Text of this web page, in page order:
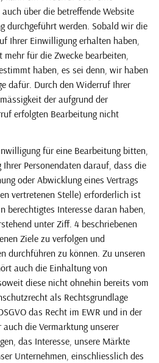
über die betreffende Website
durchgeführt werden. Sobald wir die
Ihrer Einwilligung erhalten haben,
für die Zwecke bearbeiten,
haben, es sei denn, wir haben
dafür. Durch den Widerruf Ihrer
der aufgrund der
erfolgten Bearbeitung nicht
für eine Bearbeitung bitten,
Personendaten darauf, dass die
oder Abwicklung eines Vertrags
vertretenen Stelle) erforderlich ist
berechtigtes Interesse daran haben,
unter Ziff. 4 beschriebenen
Ziele zu verfolgen und
durchführen zu können. Zu unseren
auch die Einhaltung von
diese nicht ohnehin bereits vom
als Rechtsgrundlage
das Recht im EWR und in der
die Vermarktung unserer
das Interesse, unsere Märkte
Unternehmen, einschliesslich des